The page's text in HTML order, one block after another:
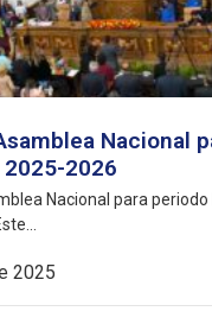
Nacional
2026
Nacional para
2025